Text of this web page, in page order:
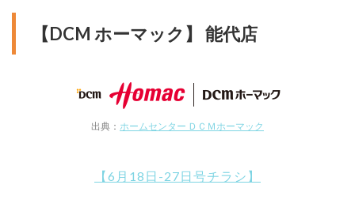
【DCM ホーマック】 能代店
出典： ホームセンター ＤＣＭホーマック
【6月18日-27日号チラシ】